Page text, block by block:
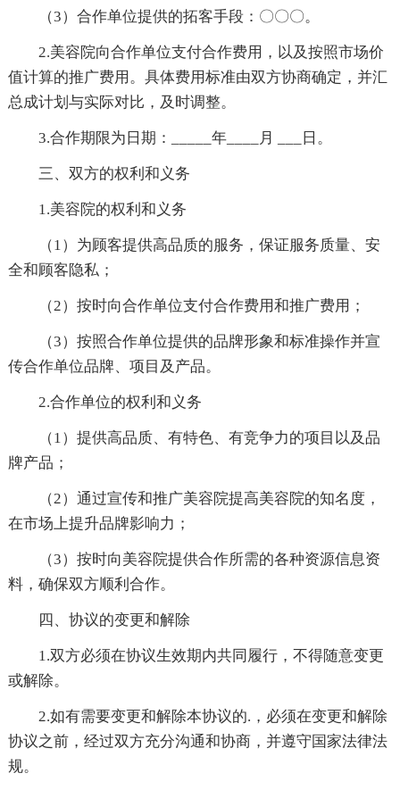
（3）合作单位提供的拓客手段：〇〇〇。
2.美容院向合作单位支付合作费用，以及按照市场价
值计算的推广费用。具体费用标准由双方协商确定，并汇
总成计划与实际对比，及时调整。
3.合作期限为 日期：_____年____月 ___日 。
三、双方的权利和义务
1.美容院的权利和义务
（1）为顾客提供高品质的服务，保证服务质量、安
全和顾客隐私；
（2）按时向合作单位支付合作费用和推广费用；
（3）按照合作单位提供的品牌形象和标准操作并宣
传合作单位品牌、项目及产品。
2.合作单位的权利和义务
（1）提供高品质、有特色、有竞争力的项目以及品
牌产品；
（2）通过宣传和推广美容院提高美容院的知名度，
在市场上提升品牌影响力；
（3）按时向美容院提供合作所需的各种资源信息资
料，确保双方顺利合作。
四、协议的变更和解除
1.双方必须在协议生效期内共同履行，不得随意变更
或解除。
2.如有需要变更和解除本协议的.，必须在变更和解除
协议之前，经过双方充分沟通和协商，并遵守国家法律法
规。